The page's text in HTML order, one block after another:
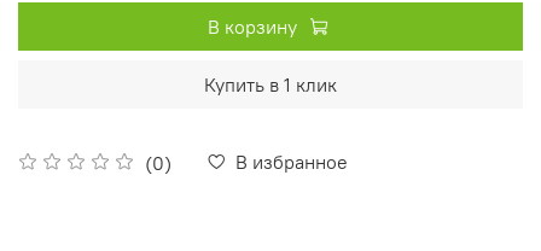
(0) В избранное
В корзину
Купить в 1 клик